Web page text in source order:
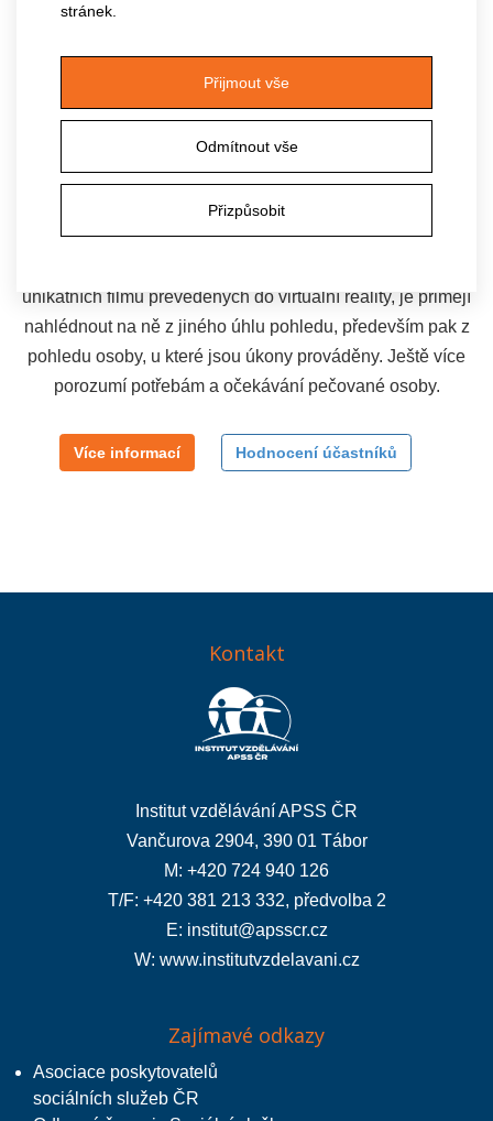
stránek.
Přijmout vše
Odmítnout vše
Přizpůsobit
Virtuální realita - péče o klienta
Hodnocení 100 %
Účastníci tohoto kurzu se za pomoci brýlí virtuální reality
stanou přímými aktéry poskytování péče v oblasti podávání
jídla, zajištění hygieny a aktivizace seniora. Tři různé
unikátních filmů převedených do virtuální reality, je přimějí
nahlédnout na ně z jiného úhlu pohledu, především pak z
pohledu osoby, u které jsou úkony prováděny. Ještě více
porozumí potřebám a očekávání pečované osoby.
Více informací Hodnocení účastníků
Kontakt
Institut vzdělávání APSS ČR
Vančurova 2904, 390 01 Tábor
M: +420 724 940 126
T/F: +420 381 213 332, předvolba 2
E: institut@apsscr.cz
W: www.institutvzdelavani.cz
Zajímavé odkazy
Asociace poskytovatelů
sociálních služeb ČR